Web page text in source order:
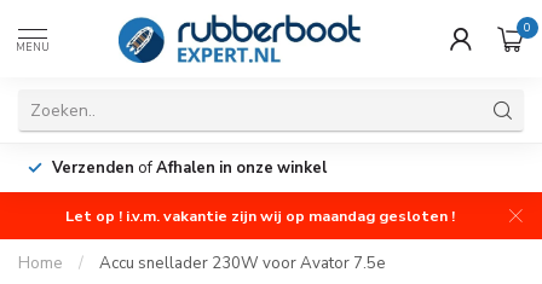
MENU
0
Verzenden ofAfhalen in onze winkel
Let op ! i.v.m. vakantie zijn wij op maandag gesloten !
Home / Accu snellader 230W voor Avator 7.5e